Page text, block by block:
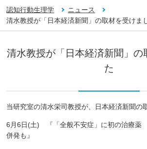
認知行動生理学
ニュース
清水教授が「日本経済新聞」の取材を受けま
清水教授が「日本経済新聞」の
た
当研究室の清水栄司教授が、日本経済新聞の
6月6日(土) 『「全般不安症」に初の治療薬
併発も』